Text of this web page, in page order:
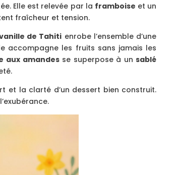
Elle est relevée par la framboise et un
fraîcheur et tension.
de Tahiti enrobe l’ensemble d’une
accompagne les fruits sans jamais les
aux amandesse superpose à unsablé
et la clarté d’un dessert bien construit.